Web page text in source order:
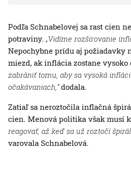
Podľa Schnabelovej sa rast cien
potraviny. „Vidíme rozširovanie
Nepochybne prídu aj požiadavky
miezd, ak inflácia zostane vysoko
zabrániť tomu, aby sa vysoká
očakávaniach,“dodala.
Zatiaľ sa neroztočila inflačná
cien. Menová politika však musí
reagovať, až keď sa už roztočí
varovala Schnabelová.